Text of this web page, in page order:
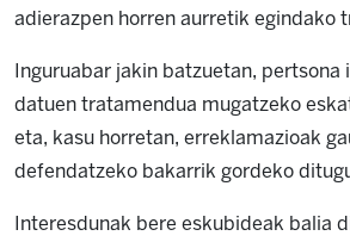
adierazpen horren aurretik egindako
Inguruabar jakin batzuetan, pertsona
datuen tratamendua mugatzeko
eta, kasu horretan, erreklamazioak
defendatzeko bakarrik gordeko
Interesdunak bere eskubideak balia